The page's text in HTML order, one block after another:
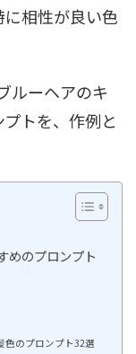
相性が良い色
ルーヘアのキ
トを、作例と
めのプロンプト
色のプロンプト32選